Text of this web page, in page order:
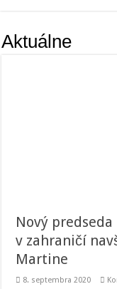
Aktuálne
Nový
v zahraničí
Martine
8. septembra 2020